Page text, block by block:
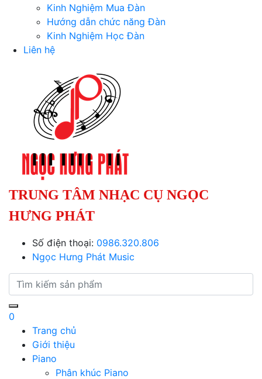
Kinh Nghiệm Mua Đàn
Hướng dẫn chức năng Đàn
Kinh Nghiệm Học Đàn
Liên hệ
TRUNG TÂM NHẠC CỤ NGỌC
HƯNG PHÁT
Số điện thoại: 0986.320.806
Ngọc Hưng Phát Music
0
Trang chủ
Giới thiệu
Piano
Phân khúc Piano